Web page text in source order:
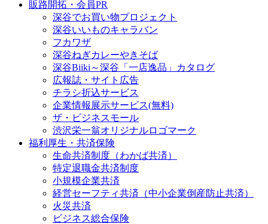
販路開拓・会員PR
深谷でお買い物プロジェクト
深谷いいものキャラバン
フカワザ
深谷ねぎカレーやきそば
深谷Biiki～深谷「一店逸品」カタログ
広報誌・サイト広告
チラシ折込サービス
企業情報展示サービス(無料)
ザ・ビジネスモール
渋沢栄一翁オリジナルロゴマーク
福利厚生・共済保険
生命共済制度（わかば共済）
特定退職金共済制度
小規模企業共済
経営セーフティ共済（中小企業倒産防止共済）
火災共済
ビジネス総合保険